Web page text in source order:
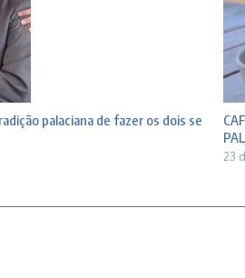
palaciana de fazer os dois se
23